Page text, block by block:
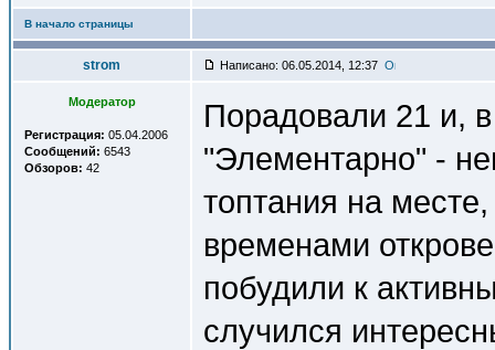
В начало страницы
strom Написано: 06.05.2014, 12:37
Модератор
Регистрация: 05.04.2006
Сообщений: 6543
Обзоров: 42
Порадовали 21 и,
"Элементарно" -
топтания на
временами
побудили к
случился